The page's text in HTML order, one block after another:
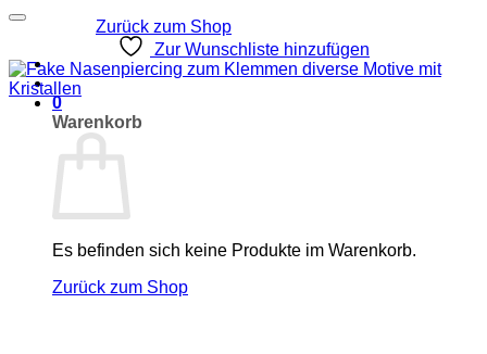
Zurück zum Shop
0
Warenkorb
Es befinden sich keine Produkte im Warenkorb.
Zurück zum Shop
Zur Wunschliste hinzufügen